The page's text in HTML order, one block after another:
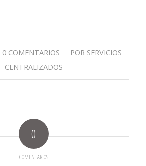
0 COMENTARIOS
/ POR SERVICIOS
CENTRALIZADOS
0
COMENTARIOS